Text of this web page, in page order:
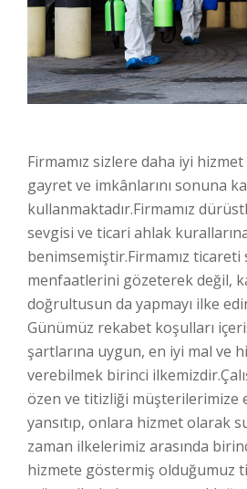
Firmamız sizlere daha iyi
gayret ve imkânlarını sonuna
kullanmaktadır.Firmamız
sevgisi ve ticari ahlak
benimsemiştir.Firmamız ticareti
menfaatlerini gözeterek değil,
doğrultusun da yapmayı ilke
Günümüz rekabet koşulları
şartlarına uygun, en iyi mal ve
verebilmek birinci
özen ve titizliği müşterilerimize
yansıtıp, onlara hizmet olarak
zaman ilkelerimiz arasında
hizmete göstermiş olduğumuz